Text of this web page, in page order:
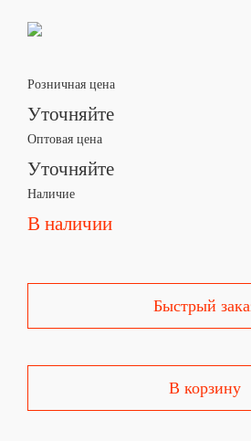
Розничная цена
Уточняйте
Оптовая цена
Уточняйте
Наличие
В наличии
Быстрый
В корзину